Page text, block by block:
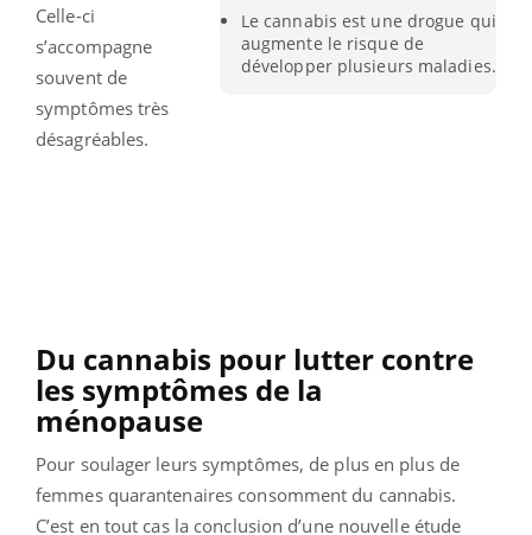
Le cannabis est une drogue qui
augmente le risque de
développer plusieurs maladies.
Celle-ci
s’accompagne
souvent de
symptômes très
désagréables.
Du cannabis pour lutter contre
les symptômes de la
ménopause
Pour soulager leurs symptômes, de plus en plus de
femmes quarantenaires consomment du cannabis.
C’est en tout cas la conclusion d’une nouvelle étude